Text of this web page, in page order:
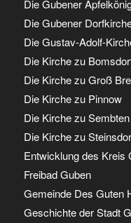
Die Gubener
Die Gubener
Die Gustav-Adolf-
Die Kirche zu
Die Kirche zu Groß
Die Kirche zu Pinnow
Die Kirche zu Sembten
Die Kirche zu
Entwicklung des Kreis
Freibad Guben
Gemeinde Des Guten
Geschichte der Stadt